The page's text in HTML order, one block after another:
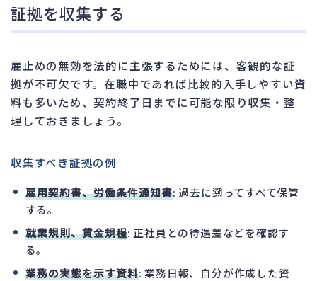
証拠を収集する
雇止めの無効を法的に主張するためには、客観的な証
拠が不可欠です。在職中であれば比較的入手しやすい資
料も多いため、契約終了日までに可能な限り収集・整
理しておきましょう。
収集すべき証拠の例
雇用契約書、労働条件通知書: 過去に遡ってすべて保管
する。
就業規則、賃金規程: 正社員との待遇差などを確認す
る。
業務の実態を示す資料: 業務日報、自分が作成した資